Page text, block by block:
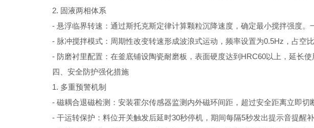
2. 固液两相体系
- 悬浮临界转速：通过斯托克斯定律计算颗粒沉降速度，确定最小搅拌强度。
- 脉冲搅拌模式：周期性改变转速形成波浪式运动，频率设置为0.5Hz，占空比
- 防磨衬里配置：在釜底铺设陶瓷耐磨板，表面硬度达到HRC60以上，延长使
四、安全防护强化措施
1. 多重预警机制
- 磁耦合退磁检测：安装霍尔传感器监测内外磁环间距，超过安全距离立即切
- 干运转保护：料位开关触发后延时30秒停机，期间每隔5秒发出提示音提醒补